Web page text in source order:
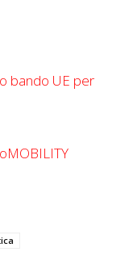
bando UE per